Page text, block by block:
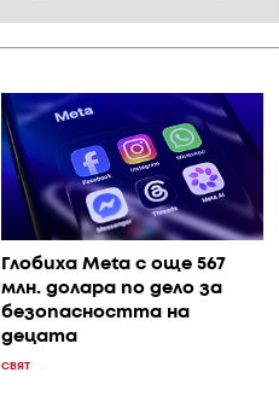
Глобиха Meta с още 567
млн. долара по дело за
безопасността на
децата
СВЯТ